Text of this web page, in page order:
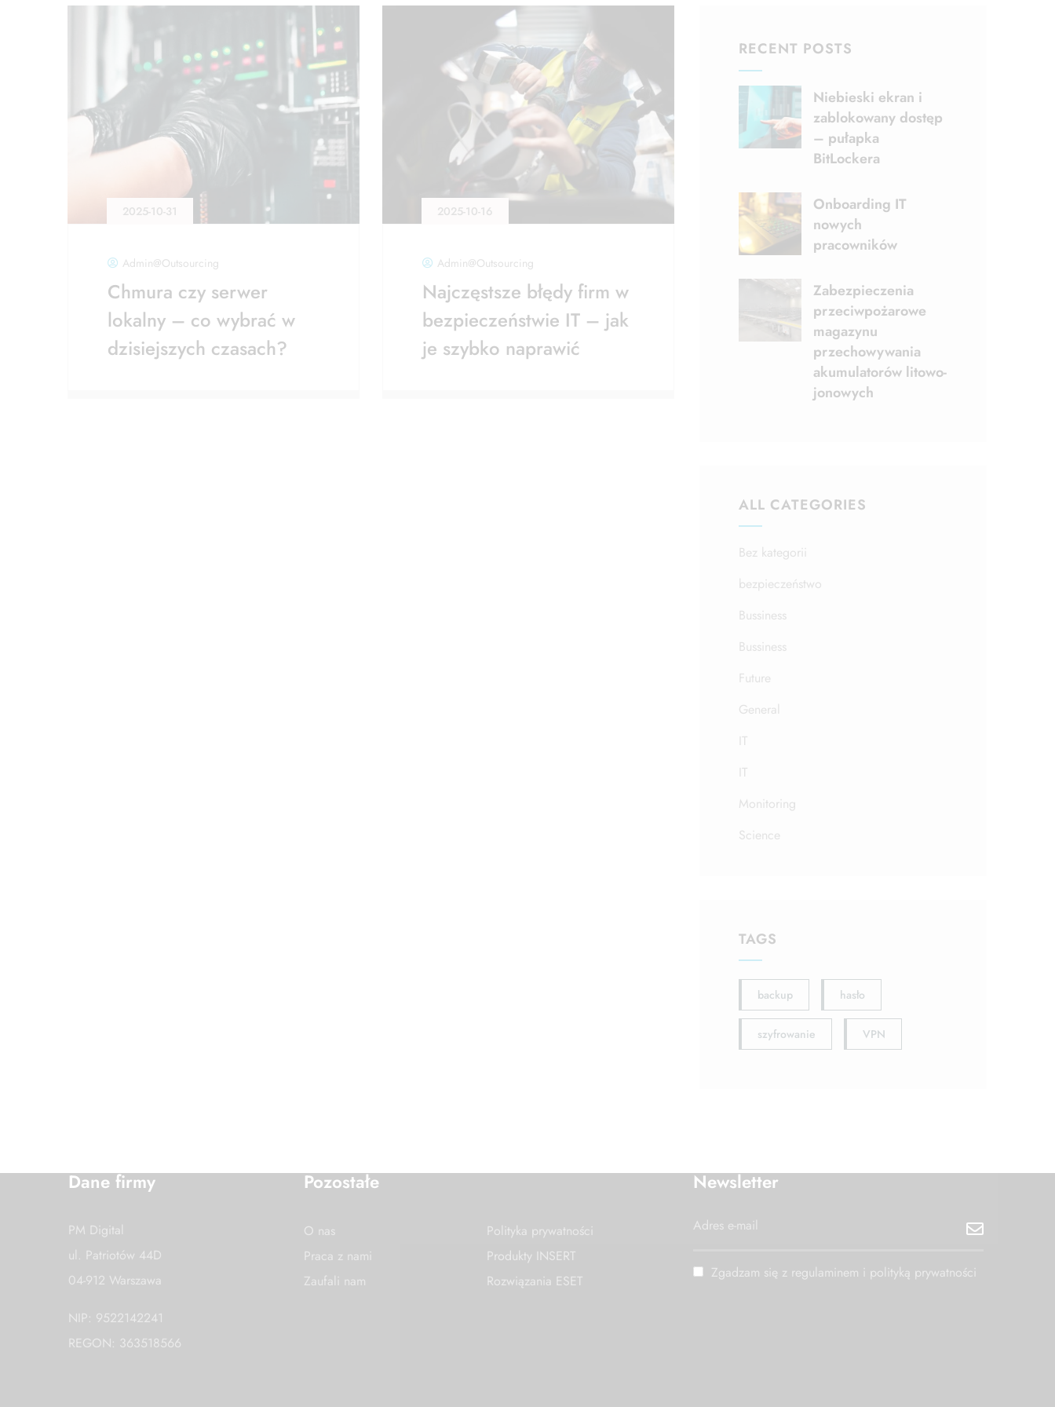
2025-10-31
Admin@outsourcing
Chmura czy serwer
lokalny – co wybrać w
dzisiejszych czasach?
2025-10-16
Admin@outsourcing
Najczęstsze błędy firm w
bezpieczeństwie IT – jak
je szybko naprawić
RECENT POSTS
Niebieski ekran i
zablokowany dostęp
– pułapka
BitLockera
Onboarding IT
nowych
pracowników
Zabezpieczenia
przeciwpożarowe
magazynu
przechowywania
akumulatorów litowo-
jonowych
ALL CATEGORIES
Bez kategorii
bezpieczeństwo
Bussiness
Bussiness
Future
General
IT
IT
Monitoring
Science
TAGS
backup hasło
szyfrowanie VPN
Dane firmy
PM Digital
ul. Patriotów 44D
04-912 Warszawa
NIP: 9522142241
REGON: 363518566
Pozostałe
O nas
Praca z nami
Zaufali nam
Polityka prywatności
Produkty INSERT
Rozwiązania ESET
Newsletter
Zgadzam się z regulaminem i polityką prywatności